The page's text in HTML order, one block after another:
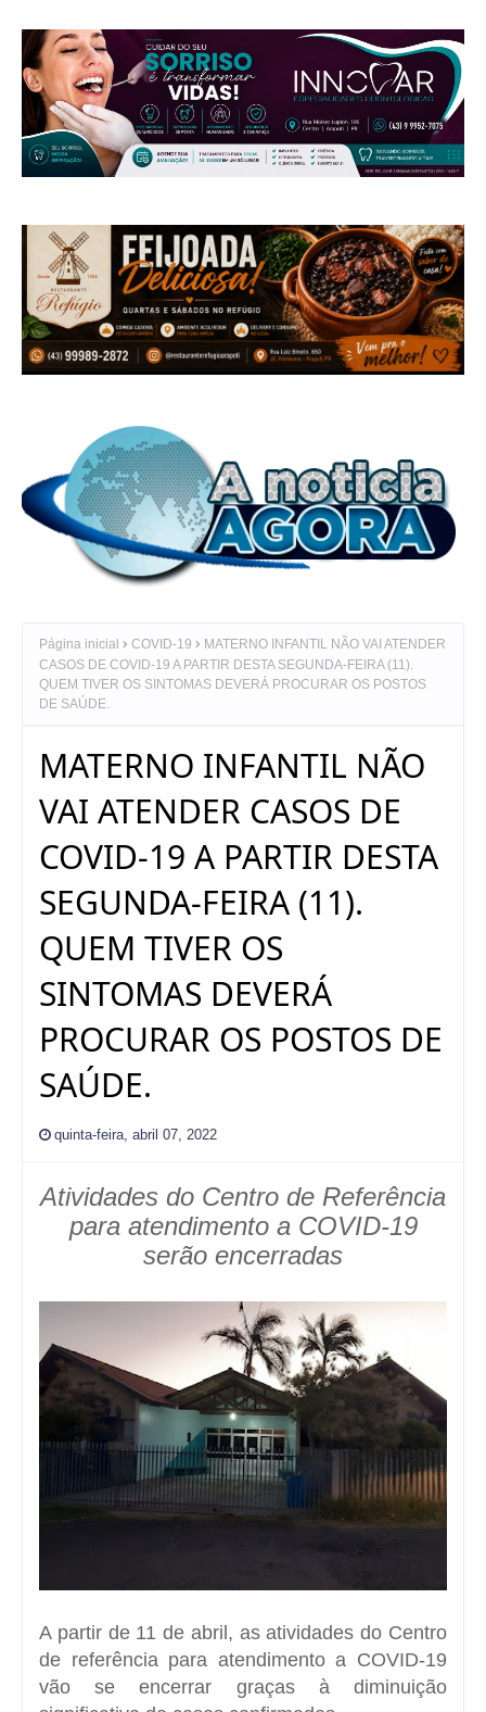
Página inicial COVID-19
MATERNO INFANTIL NÃO VAI ATENDER
CASOS DE COVID-19 A PARTIR DESTA SEGUNDA-FEIRA (11).
QUEM TIVER OS SINTOMAS DEVERÁ PROCURAR OS POSTOS
DE SAÚDE.
MATERNO INFANTIL NÃO
VAI ATENDER CASOS DE
COVID-19 A PARTIR DESTA
SEGUNDA-FEIRA (11).
QUEM TIVER OS
SINTOMAS DEVERÁ
PROCURAR OS POSTOS DE
SAÚDE.
quinta-feira, abril 07, 2022
Atividades do Centro de Referência
para atendimento a COVID-19
serão encerradas
A partir de 11 de abril, as atividades do Centro
de referência para atendimento a COVID-19
vão se encerrar graças à diminuição